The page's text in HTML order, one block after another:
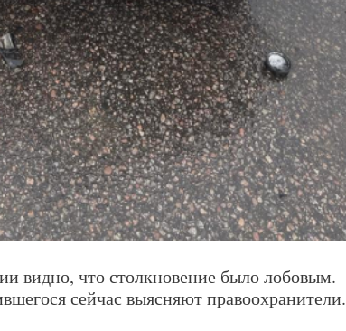
видно, что столкновение было лобовым.
сейчас выясняют правоохранители.